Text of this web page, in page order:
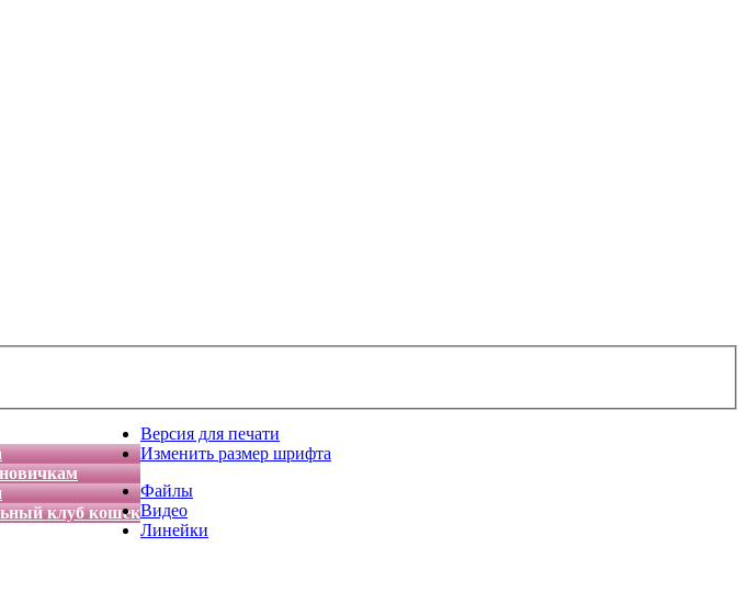
клуб кошек
Версия для печати
Изменить размер шрифта
Файлы
Видео
Линейки